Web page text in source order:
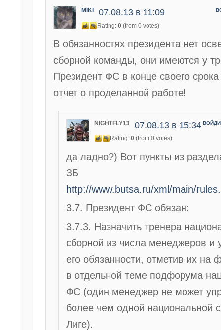
MIKI 07.08.13 в 11:09
Rating: 0 (from 0 votes)
В обязанностях президента нет
сборной команды, они имеются у
Президент ФС в конце своего
отчет о проделанной работе!
NIGHTFLY13 07.08.13 в 15:34
Rating: 0 (from 0 votes)
да ладно?) Вот пункты из
ЗБ
http://www.butsa.ru/xml/main/
3.7. Президент ФС обязан:
3.7.3. Назначить тренера
сборной из числа менеджеров и
его обязанности, отметив их на
в отдельной теме подфорума
ФС (один менеджер не может
более чем одной национальной
Лиге).